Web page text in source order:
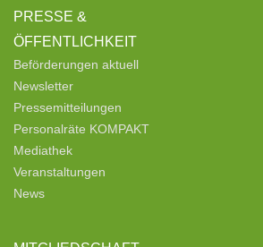
PRESSE &
ÖFFENTLICHKEIT
Beförderungen aktuell
Newsletter
Pressemitteilungen
Personalräte KOMPAKT
Mediathek
Veranstaltungen
News